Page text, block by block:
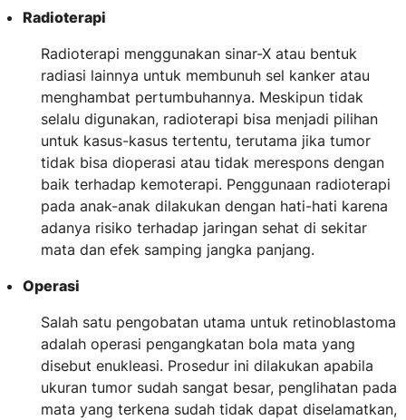
Radioterapi
Radioterapi menggunakan sinar-X atau bentuk
radiasi lainnya untuk membunuh sel kanker atau
menghambat pertumbuhannya. Meskipun tidak
selalu digunakan, radioterapi bisa menjadi pilihan
untuk kasus-kasus tertentu, terutama jika tumor
tidak bisa dioperasi atau tidak merespons dengan
baik terhadap kemoterapi. Penggunaan radioterapi
pada anak-anak dilakukan dengan hati-hati karena
adanya risiko terhadap jaringan sehat di sekitar
mata dan efek samping jangka panjang.
Operasi
Salah satu pengobatan utama untuk retinoblastoma
adalah operasi pengangkatan bola mata yang
disebut enukleasi. Prosedur ini dilakukan apabila
ukuran tumor sudah sangat besar, penglihatan pada
mata yang terkena sudah tidak dapat diselamatkan,